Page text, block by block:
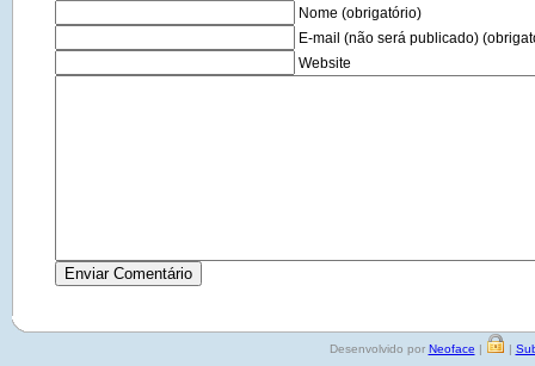
Nome (obrigatório)
E-mail (não será publicado)
Website
Desenvolvido por Neoface | |